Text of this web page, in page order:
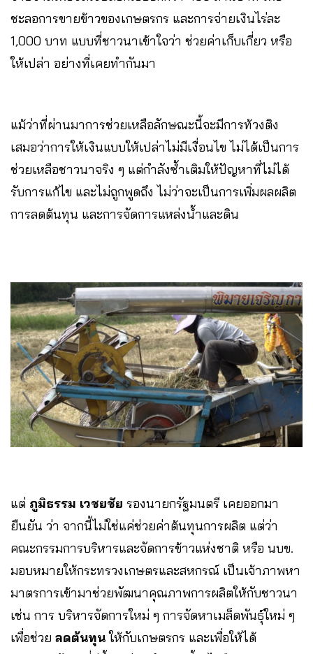
ชะลอการขายข้าวของเกษตรกร และการจ่ายเงินไร่ละ
1,000 บาท แบบที่ชาวนาเข้าใจว่า ช่วยค่าเก็บเกี่ยว หรือ
ให้เปล่า อย่างที่เคยทำกันมา
แม้ว่าที่ผ่านมาการช่วยเหลือลักษณะนี้จะมีการท้วงติง
เสมอว่าการให้เงินแบบให้เปล่าไม่มีเงื่อนไข ไม่ได้เป็นการ
ช่วยเหลือชาวนาจริง ๆ แต่กำลังซ้ำเติมให้ปัญหาที่ไม่ได้
รับการแก้ไข และไม่ถูกพูดถึง ไม่ว่าจะเป็นการเพิ่มผลผลิต
การลดต้นทุน และการจัดการแหล่งน้ำและดิน
แต่ ภูมิธรรม เวชยชัย รองนายกรัฐมนตรี เคยออกมา
ยืนยัน ว่า จากนี้ไม่ใช่แค่ช่วยค่าต้นทุนการผลิต แต่ว่า
คณะกรรมการบริหารและจัดการข้าวแห่งชาติ หรือ นบข.
มอบหมายให้กระทรวงเกษตรและสหกรณ์ เป็นเจ้าภาพหา
มาตรการเข้ามาช่วยพัฒนาคุณภาพการผลิตให้กับชาวนา
เช่น การ บริหารจัดการใหม่ ๆ การจัดหาเมล็ดพันธุ์ใหม่ ๆ
เพื่อช่วย ลดต้นทุนให้กับเกษตรกร และเพื่อให้ได้